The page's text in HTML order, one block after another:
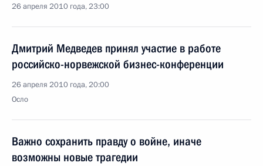
26 апреля 2010 года, 23:00
Дмитрий Медведев принял участие в работе
российско-норвежской бизнес-конференции
26 апреля 2010 года, 20:00
Осло
Важно сохранить правду о войне, иначе
возможны новые трагедии